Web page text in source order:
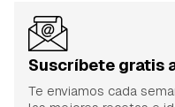
Suscríbete gratis
Te enviamos cada